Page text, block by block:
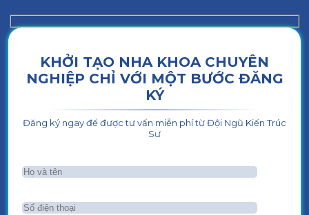
KHỞI TẠO NHA KHOA CHUYÊN
NGHIỆP CHỈ VỚI MỘT BƯỚC ĐĂNG
KÝ
Đăng ký ngay để được tư vấn miễn phí từ Đội Ngũ Kiến Trúc
Sư